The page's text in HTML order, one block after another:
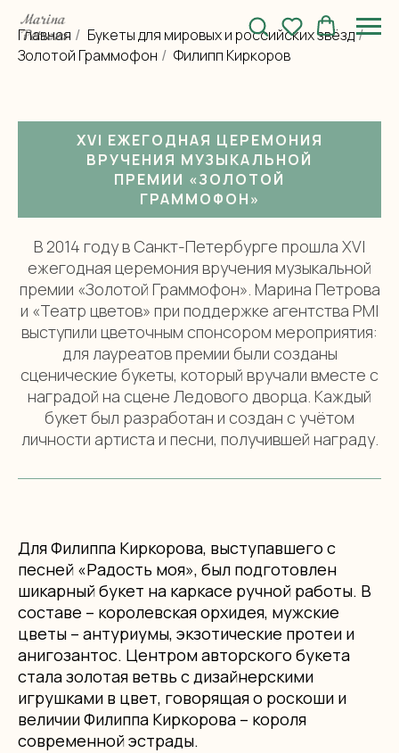
Главная / Букеты для мировых и российских звёзд /
Золотой Граммофон / Филипп Киркоров
XVI ЕЖЕГОДНАЯ ЦЕРЕМОНИЯ
ВРУЧЕНИЯ МУЗЫКАЛЬНОЙ
ПРЕМИИ «ЗОЛОТОЙ
ГРАММОФОН»
В 2014 году в Санкт-Петербурге прошла XVI
ежегодная церемония вручения музыкальной
премии «Золотой Граммофон». Марина Петрова
и «Театр цветов» при поддержке агентства PMI
выступили цветочным спонсором мероприятия:
для лауреатов премии были созданы
сценические букеты, который вручали вместе с
наградой на сцене Ледового дворца. Каждый
букет был разработан и создан с учётом
личности артиста и песни, получившей награду.
Для Филиппа Киркорова, выступавшего с
песней «Радость моя», был подготовлен
шикарный букет на каркасе ручной работы. В
составе – королевская орхидея, мужские
цветы – антуриумы, экзотические протеи и
анигозантос. Центром авторского букета
стала золотая ветвь с дизайнерскими
игрушками в цвет, говорящая о роскоши и
величии Филиппа Киркорова – короля
современной эстрады.